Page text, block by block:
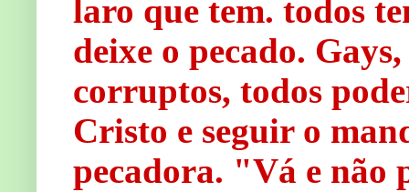
laro que tem. todos
deixe o pecado.
corruptos, todos
Cristo e seguir o
pecadora. "Vá e não